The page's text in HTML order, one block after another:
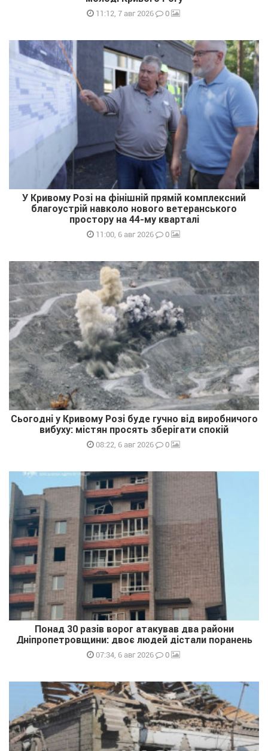
11:12, 7 авг 2026 0
У Кривому Розі на фінішній прямій комплексний
благоустрій навколо нового ветеранського
простору на 44-му кварталі
11:00, 6 авг 2026 0
Сьогодні у Кривому Розі буде гучно від виробничого
вибуху: містян просять зберігати спокій
08:22, 6 авг 2026 0
Понад 30 разів ворог атакував два райони
Дніпропетровщини: двоє людей дістали поранень
07:34, 6 авг 2026 0